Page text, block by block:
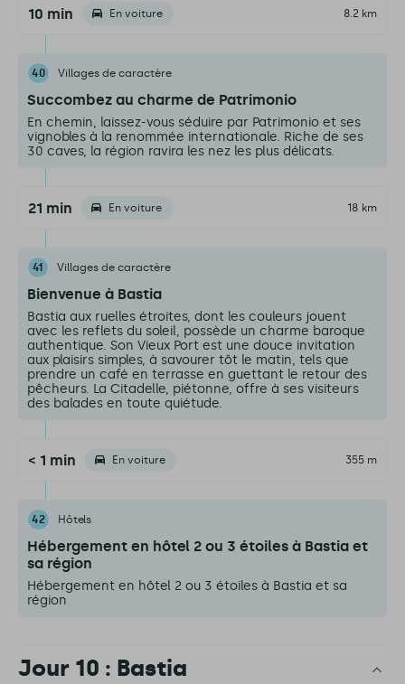
10 min En voiture 8.2 km
40 Villages de caractère
Succombez au charme de Patrimonio
En chemin, laissez-vous séduire par Patrimonio et ses
vignobles à la renommée internationale. Riche de ses
30 caves, la région ravira les nez les plus délicats.
21 min En voiture 18 km
41 Villages de caractère
Bienvenue à Bastia
Bastia aux ruelles étroites, dont les couleurs jouent
avec les reflets du soleil, possède un charme baroque
authentique. Son Vieux Port est une douce invitation
aux plaisirs simples, à savourer tôt le matin, tels que
prendre un café en terrasse en guettant le retour des
pêcheurs. La Citadelle, piétonne, offre à ses visiteurs
des balades en toute quiétude.
< 1 min En voiture 355 m
42 Hôtels
Hébergement en hôtel 2 ou 3 étoiles à Bastia et
sa région
Hébergement en hôtel 2 ou 3 étoiles à Bastia et sa
région
Jour 10 : Bastia